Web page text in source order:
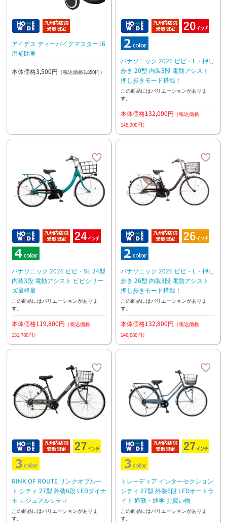
アイデス ディーバイクマスター16
用補助車
本体価格3,500円 （税込価格3,850円）
パナソニック 2026 ビビ・L・押し
歩き 20型 内装3段 電動アシスト
押し歩きモード搭載！
この商品にはバリエーションがありま
す。
本体価格132,000円 （税込価格
145,200円）
パナソニック 2026 ビビ・SL 24型
内装3段 電動アシスト ビビシリー
ズ最軽量
この商品にはバリエーションがありま
す。
本体価格119,800円 （税込価格
131,780円）
パナソニック 2026 ビビ・L・押し
歩き 26型 内装3段 電動アシスト
押し歩きモード搭載！
この商品にはバリエーションがありま
す。
本体価格132,800円 （税込価格
146,080円）
RINK OF ROUTE リンクオブルー
ト シティ 27型 外装6段 LEDダイナ
モ カジュアルシティ
この商品にはバリエーションがありま
す。
トレーディア インターセクション
シティ 27型 外装6段 LEDオートラ
イト 通勤・通学 お買い物
この商品にはバリエーションがありま
す。